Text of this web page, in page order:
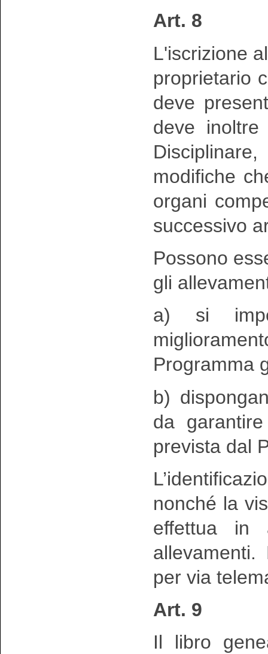
Art. 8
L'iscrizione
proprietario
deve
deve
modifiche
organi
successivo
Possono
gli
a) si
Programma
b)
da
prevista dal
nonché la
effettua in
per via
Art. 9
Il libro